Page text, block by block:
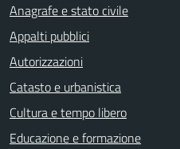
Anagrafe e stato civile
Appalti pubblici
Autorizzazioni
Catasto e urbanistica
Cultura e tempo libero
Educazione e formazione